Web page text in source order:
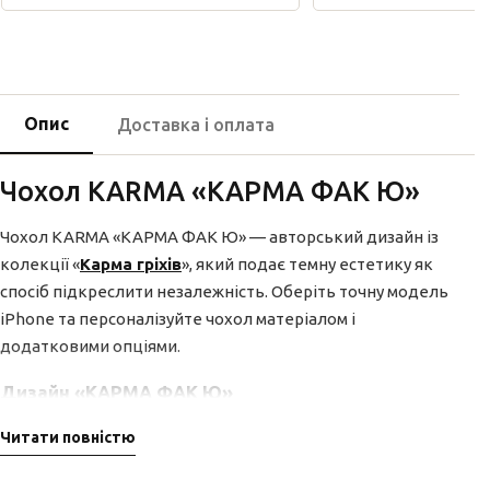
Опис Доставка і оплата
Чохол KARMA «КАРМА ФАК Ю»
Чохол KARMA «КАРМА ФАК Ю» — авторський дизайн із
колекції «Карма гріхів», який подає темну естетику як
спосіб підкреслити незалежність. Оберіть точну модель
iPhone та персоналізуйте чохол матеріалом і
додатковими опціями.
Дизайн «КАРМА ФАК Ю»
У композиції «КАРМА ФАК Ю» кожен елемент
підпорядкований центральній ідеї. Це частина
Читати повністю